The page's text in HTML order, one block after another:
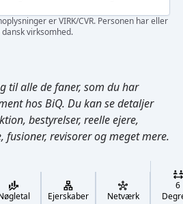
er VIRK/CVR. Personen har eller
virksomhed.
til alle de faner, som du har
hos BiQ. Du kan se detaljer
bestyrelser, reelle ejere,
fusioner, revisorer og meget mere.
Ejerskaber Netværk
6